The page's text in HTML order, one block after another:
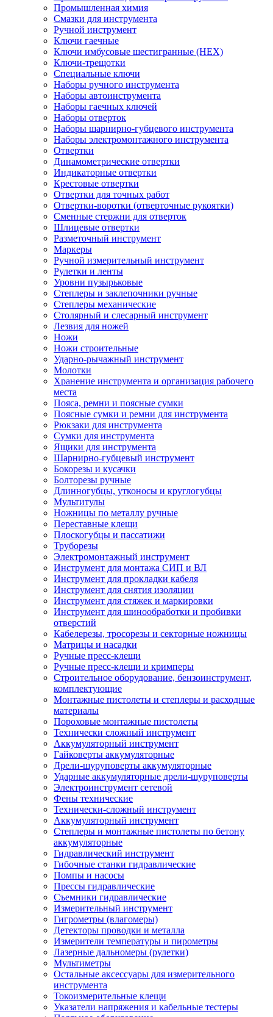
Промышленная химия
Смазки для инструмента
Ручной инструмент
Ключи гаечные
Ключи имбусовые шестигранные (HEX)
Ключи-трещотки
Специальные ключи
Наборы ручного инструмента
Наборы автоинструмента
Наборы гаечных ключей
Наборы отверток
Наборы шарнирно-губцевого инструмента
Наборы электромонтажного инструмента
Отвертки
Динамометрические отвертки
Индикаторные отвертки
Крестовые отвертки
Отвертки для точных работ
Отвертки-воротки (отверточные рукоятки)
Сменные стержни для отверток
Шлицевые отвертки
Разметочный инструмент
Маркеры
Ручной измерительный инструмент
Рулетки и ленты
Уровни пузырьковые
Степлеры и заклепочники ручные
Степлеры механические
Столярный и слесарный инструмент
Лезвия для ножей
Ножи
Ножи строительные
Ударно-рычажный инструмент
Молотки
Хранение инструмента и организация рабочего
места
Пояса, ремни и поясные сумки
Поясные сумки и ремни для инструмента
Рюкзаки для инструмента
Сумки для инструмента
Ящики для инструмента
Шарнирно-губцевый инструмент
Бокорезы и кусачки
Болторезы ручные
Длинногубцы, утконосы и круглогубцы
Мультитулы
Ножницы по металлу ручные
Переставные клещи
Плоскогубцы и пассатижи
Труборезы
Электромонтажный инструмент
Инструмент для монтажа СИП и ВЛ
Инструмент для прокладки кабеля
Инструмент для снятия изоляции
Инструмент для стяжек и маркировки
Инструмент для шинообработки и пробивки
отверстий
Кабелерезы, тросорезы и секторные ножницы
Матрицы и насадки
Ручные пресс-клещи
Ручные пресс-клещи и кримперы
Строительное оборудование, бензоинструмент,
комплектующие
Монтажные пистолеты и степлеры и расходные
материалы
Пороховые монтажные пистолеты
Технически сложный инструмент
Аккумуляторный инструмент
Гайковерты аккумуляторные
Дрели-шуруповерты аккумуляторные
Ударные аккумуляторные дрели-шуруповерты
Электроинструмент сетевой
Фены технические
Технически-сложный инструмент
Аккумуляторный инструмент
Степлеры и монтажные пистолеты по бетону
аккумуляторные
Гидравлический инструмент
Гибочные станки гидравлические
Помпы и насосы
Прессы гидравлические
Съемники гидравлические
Измерительный инструмент
Гигрометры (влагомеры)
Детекторы проводки и металла
Измерители температуры и пирометры
Лазерные дальномеры (рулетки)
Мультиметры
Остальные аксессуары для измерительного
инструмента
Токоизмерительные клещи
Указатели напряжения и кабельные тестеры